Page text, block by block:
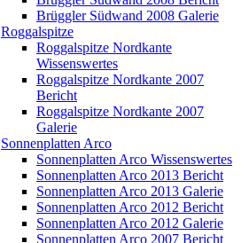
Brüggler Südwand 2008 Galerie
Roggalspitze
Roggalspitze Nordkante
Wissenswertes
Roggalspitze Nordkante 2007
Bericht
Roggalspitze Nordkante 2007
Galerie
Sonnenplatten Arco
Sonnenplatten Arco Wissenswertes
Sonnenplatten Arco 2013 Bericht
Sonnenplatten Arco 2013 Galerie
Sonnenplatten Arco 2012 Bericht
Sonnenplatten Arco 2012 Galerie
Sonnenplatten Arco 2007 Bericht